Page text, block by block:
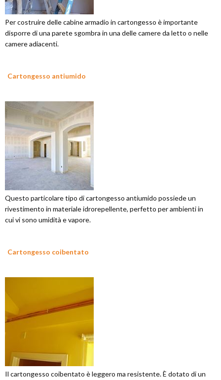
Per costruire delle cabine armadio in cartongesso è importante
disporre di una parete sgombra in una delle camere da letto o nelle
camere adiacenti.
Cartongesso antiumido
Questo particolare tipo di cartongesso antiumido possiede un
rivestimento in materiale idrorepellente, perfetto per ambienti in
cui vi sono umidità e vapore.
Cartongesso coibentato
Il cartongesso coibentato è leggero ma resistente. È dotato di un